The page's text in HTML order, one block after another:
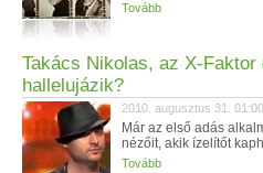
Tovább
Takács Nikolas, az X-
hallelujázik?
2010. augusztus 31. 01:00
Már az első adás
nézőit, akik ízelítőt
Tovább